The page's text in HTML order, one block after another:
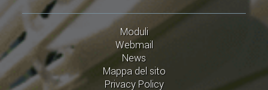
Moduli
Webmail
News
Mappa del sito
Privacy Policy